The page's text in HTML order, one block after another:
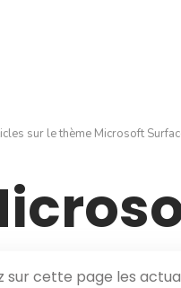
sur le thème Microsoft
sur cette page les